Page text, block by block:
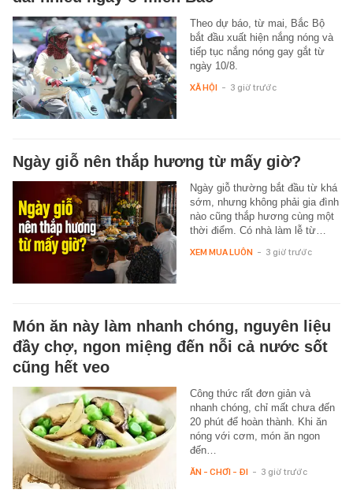
Theo dự báo, từ mai, Bắc Bộ
bắt đầu xuất hiện nắng nóng và
tiếp tục nắng nóng gay gắt từ
ngày 10/8.
XÃ HỘI - 3 giờ trước
Ngày giỗ nên thắp hương từ mấy giờ?
Ngày giỗ thường bắt đầu từ khá
sớm, nhưng không phải gia đình
nào cũng thắp hương cùng một
thời điểm. Có nhà làm lễ từ…
XEM MUA LUÔN - 3 giờ trước
Món ăn này làm nhanh chóng, nguyên liệu
đầy chợ, ngon miệng đến nỗi cả nước sốt
cũng hết veo
Công thức rất đơn giản và
nhanh chóng, chỉ mất chưa đến
20 phút để hoàn thành. Khi ăn
nóng với cơm, món ăn ngon
đến…
ĂN - CHƠI - ĐI - 3 giờ trước